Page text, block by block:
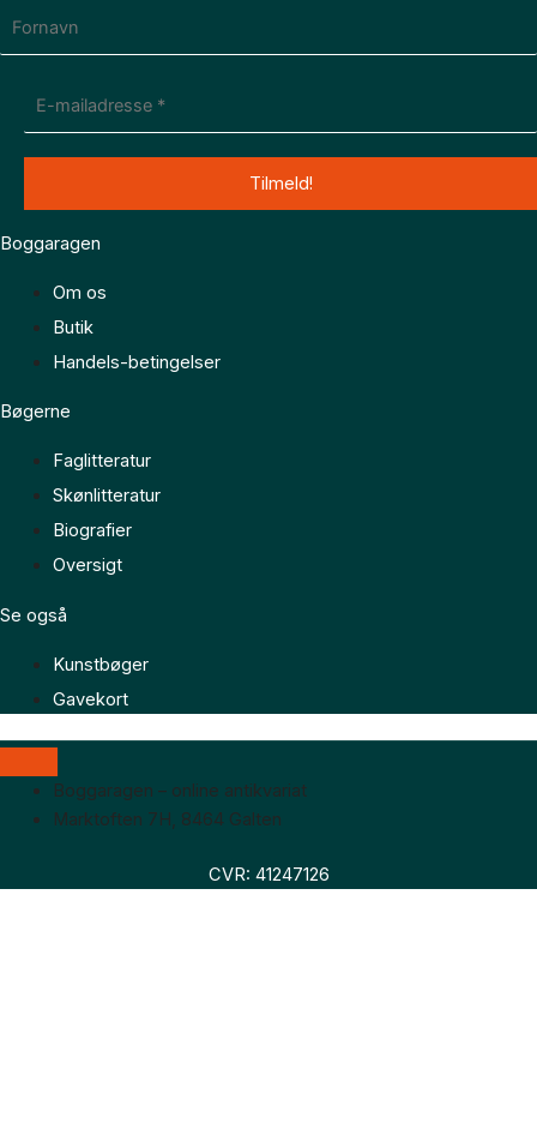
Boggaragen
Om os
Butik
Handels-betingelser
Bøgerne
Faglitteratur
Skønlitteratur
Biografier
Oversigt
Se også
Kunstbøger
Gavekort
Boggaragen – online antikvariat
Marktoften 7H, 8464 Galten
CVR: 41247126